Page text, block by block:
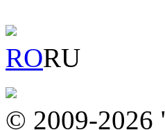
RORU
© 2009-2026